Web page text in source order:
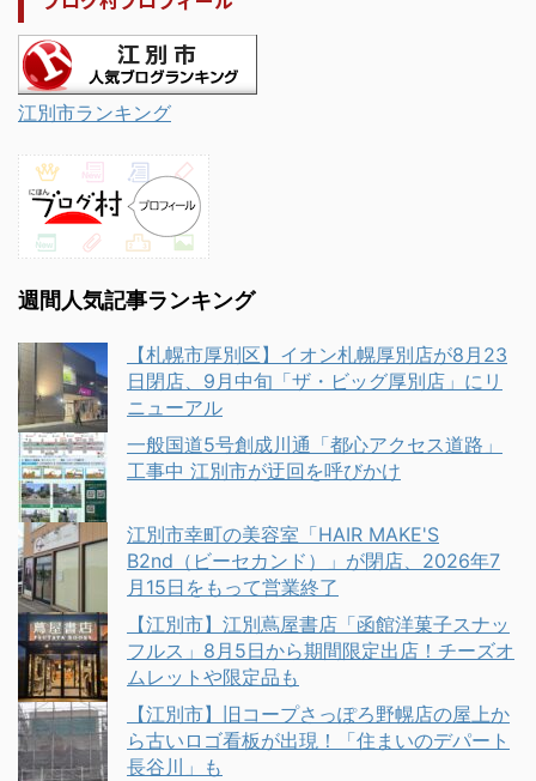
江別市ランキング
週間人気記事ランキング
【札幌市厚別区】イオン札幌厚別店が8月23
日閉店、9月中旬「ザ・ビッグ厚別店」にリ
ニューアル
一般国道5号創成川通「都心アクセス道路」
工事中 江別市が迂回を呼びかけ
江別市幸町の美容室「HAIR MAKE'S
B2nd（ビーセカンド）」が閉店、2026年7
月15日をもって営業終了
【江別市】江別蔦屋書店「函館洋菓子スナッ
フルス」8月5日から期間限定出店！チーズオ
ムレットや限定品も
【江別市】旧コープさっぽろ野幌店の屋上か
ら古いロゴ看板が出現！「住まいのデパート
長谷川」も